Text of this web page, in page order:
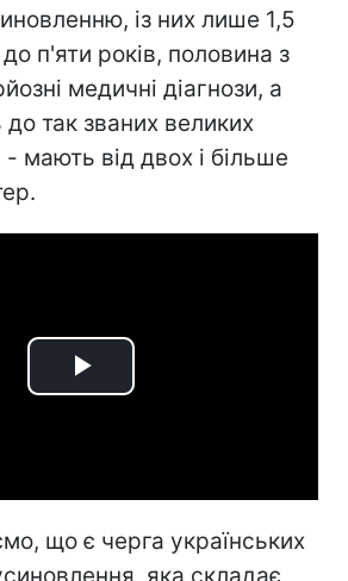
із них лише 1,5
п'яти років, половина з
медичні діагнози, а
до так званих великих
- мають від двох і більше
Play
що є черга українських
яка складає